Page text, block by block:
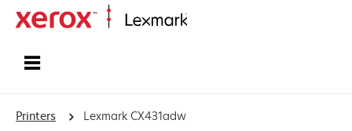
Printers Lexmark CX431adw